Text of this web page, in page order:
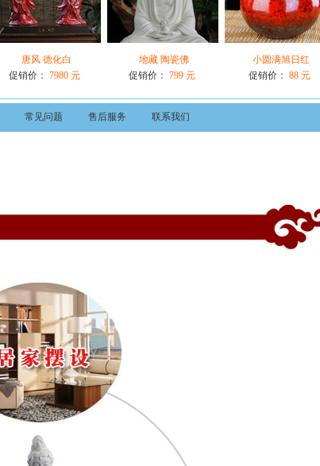
唐风 德化白
促销价： 7980 元
地藏 陶瓷佛
促销价： 799 元
小圆满旭日红
促销价： 88 元
常见问题 售后服务 联系我们